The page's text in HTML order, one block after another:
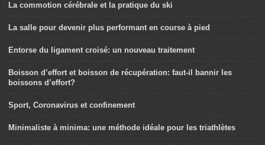
La commotion cérébrale et la pratique du ski
La salle pour devenir plus performant en course à pied
Entorse du ligament croisé: un nouveau traitement
Boisson d’effort et boisson de récupération: faut-il bannir les
boissons d’effort?
Sport, Coronavirus et confinement
Minimaliste à minima: une méthode idéale pour les triathlètes